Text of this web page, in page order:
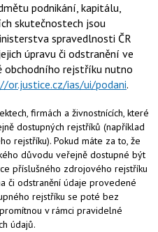
podnikání, kapitálu,
skutečnostech jsou
spravedlnosti ČR
úpravu či odstranění ve
obchodního rejstříku nutno
or.justice.cz/ias/ui/podani.
firmách a živnostnících, které
dostupných rejstříků (například
rejstříku). Pokud máte za to, že
důvodu veřejně dostupné být
příslušného zdrojového rejstříku
či odstranění údaje provedené
rejstříku se poté bez
v rámci pravidelné
údajů.